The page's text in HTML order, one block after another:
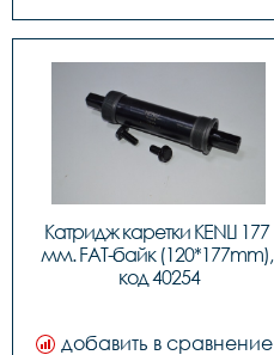
Катридж каретки KENLI 177
мм. FAT-байк (120*177mm),
код 40254
добавить в сравнение